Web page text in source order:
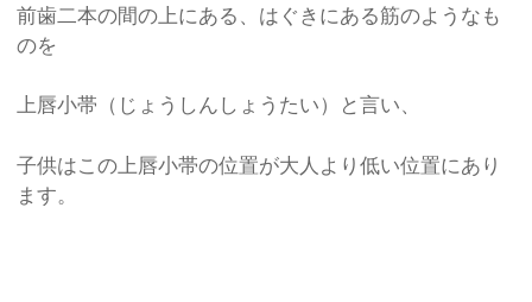
前歯二本の間の上にある、はぐきにある筋のようなも
のを
上唇小帯（じょうしんしょうたい）と言い、
子供はこの上唇小帯の位置が大人より低い位置にあり
ます。